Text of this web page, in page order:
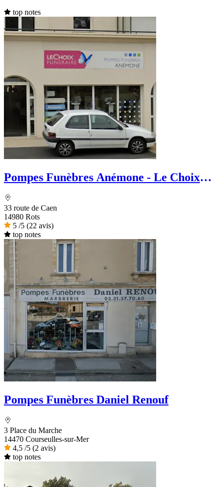
top notes
Pompes Funèbres Anémone - Le Choix
33 route de Caen
14980 Rots
5 /5 (22 avis)
top notes
Pompes Funèbres Daniel Renouf
3 Place du Marche
14470 Courseulles-sur-Mer
4,5 /5 (2 avis)
top notes